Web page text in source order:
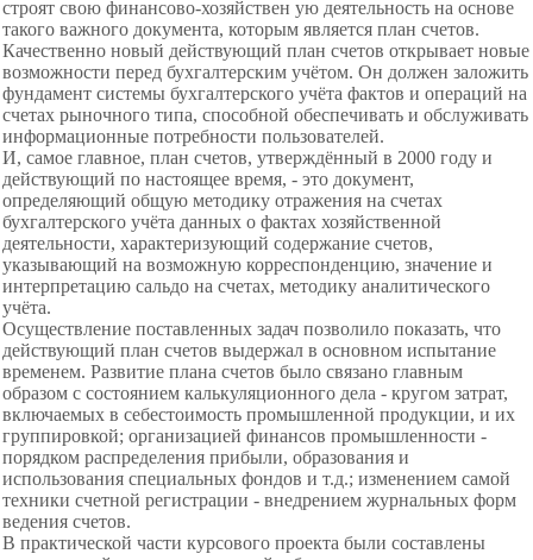
строят свою финансово-хозяйствен ую деятельность на основе
такого важного документа, которым является план счетов.
Качественно новый действующий план счетов открывает новые
возможности перед бухгалтерским учётом. Он должен заложить
фундамент системы бухгалтерского учёта фактов и операций на
счетах рыночного типа, способной обеспечивать и обслуживать
информационные потребности пользователей.
И, самое главное, план счетов, утверждённый в 2000 году и
действующий по настоящее время, - это документ,
определяющий общую методику отражения на счетах
бухгалтерского учёта данных о фактах хозяйственной
деятельности, характеризующий содержание счетов,
указывающий на возможную корреспонденцию, значение и
интерпретацию сальдо на счетах, методику аналитического
учёта.
Осуществление поставленных задач позволило показать, что
действующий план счетов выдержал в основном испытание
временем. Развитие плана счетов было связано главным
образом с состоянием калькуляционного дела - кругом затрат,
включаемых в себестоимость промышленной продукции, и их
группировкой; организацией финансов промышленности -
порядком распределения прибыли, образования и
использования специальных фондов и т.д.; изменением самой
техники счетной регистрации - внедрением журнальных форм
ведения счетов.
В практической части курсового проекта были составлены